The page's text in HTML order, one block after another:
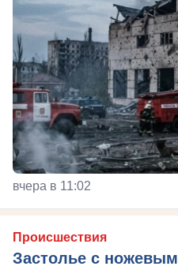
вчера в 11:02
Происшествия
Застолье с